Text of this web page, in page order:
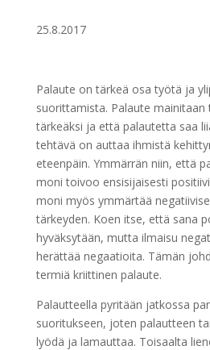
25.8.2017
Palaute on tärkeä osa työtä ja
suorittamista. Palaute mainitaan
tärkeäksi ja että palautetta saa
tehtävä on auttaa ihmistä
eteenpäin. Ymmärrän niin, että
moni toivoo ensisijaisesti
moni myös ymmärtää
tärkeyden. Koen itse, että sana
hyväksytään, mutta ilmaisu
herättää negaatioita. Tämän
termiä kriittinen palaute.
Palautteella pyritään jatkossa
suoritukseen, joten palautteen
lyödä ja lamauttaa. Toisaalta